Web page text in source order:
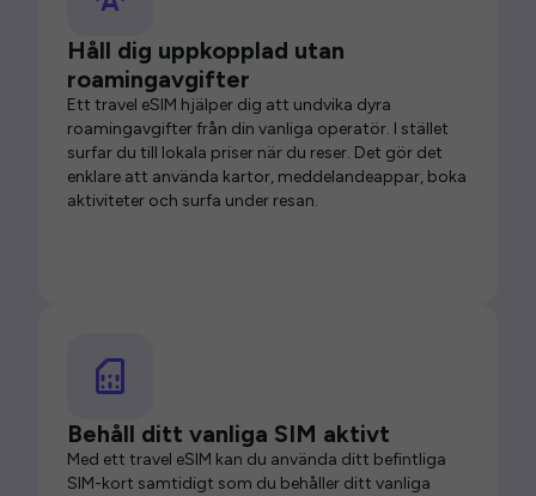
Håll dig uppkopplad utan
roamingavgifter
Ett travel eSIM hjälper dig att undvika dyra
roamingavgifter från din vanliga operatör. I stället
surfar du till lokala priser när du reser. Det gör det
enklare att använda kartor, meddelandeappar, boka
aktiviteter och surfa under resan.
Behåll ditt vanliga SIM aktivt
Med ett travel eSIM kan du använda ditt befintliga
SIM-kort samtidigt som du behåller ditt vanliga